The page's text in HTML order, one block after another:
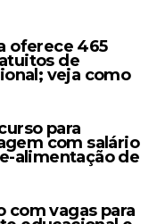
com
com
um check-up
Ele
até que os
concluídos",
do técnico.
oferece 465
de
veja como
para
com salário
alimentação de
com vagas para